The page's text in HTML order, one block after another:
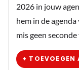
2026 in jouw
hem in de
mis geen
+ TOEVOEGEN